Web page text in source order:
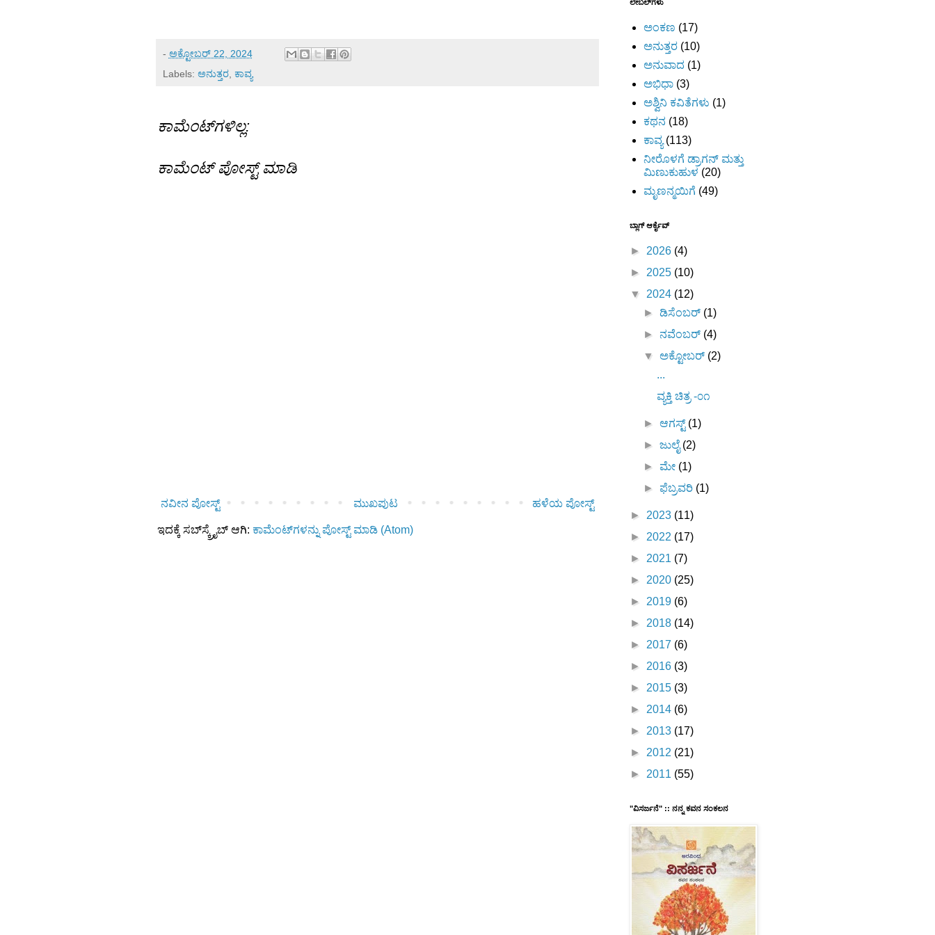
- ಅಕ್ಟೋಬರ್ 22, 2024
Labels: ಅನುತ್ತರ, ಕಾವ್ಯ
ಕಾಮೆಂಟ್‌ಗಳಿಲ್ಲ:
ಕಾಮೆಂಟ್‌‌ ಪೋಸ್ಟ್‌ ಮಾಡಿ
ನವೀನ ಪೋಸ್ಟ್ ಹಳೆಯ ಪೋಸ್ಟ್
ಮುಖಪುಟ
ಇದಕ್ಕೆ ಸಬ್‌ಸ್ಕ್ರೈಬ್‌ ಆಗಿ: ಕಾಮೆಂಟ್‌ಗಳನ್ನು ಪೋಸ್ಟ್ ಮಾಡಿ (Atom)
ಲೇಬಲ್‌ಗಳು
ಅಂಕಣ (17)
ಅನುತ್ತರ (10)
ಅನುವಾದ (1)
ಅಭಿಧಾ (3)
ಅಶ್ವಿನಿ ಕವಿತೆಗಳು (1)
ಕಥನ (18)
ಕಾವ್ಯ (113)
ನೀರೊಳಗೆ ಡ್ರಾಗನ್ ಮತ್ತು
ಮಿಣುಕುಹುಳ (20)
ಮೃಣನ್ಮಯಿಗೆ (49)
ಬ್ಲಾಗ್ ಆರ್ಕೈವ್
► 2026 (4)
► 2025 (10)
▼ 2024 (12)
► ಡಿಸೆಂಬರ್ (1)
► ನವೆಂಬರ್ (4)
▼ ಅಕ್ಟೋಬರ್ (2)
...
ವ್ಯಕ್ತಿ ಚಿತ್ರ -೦೧
► ಆಗಸ್ಟ್ (1)
► ಜುಲೈ(2)
► ಮೇ (1)
► ಫೆಬ್ರವರಿ (1)
► 2023 (11)
► 2022 (17)
► 2021 (7)
► 2020 (25)
► 2019 (6)
► 2018 (14)
► 2017 (6)
► 2016 (3)
► 2015 (3)
► 2014 (6)
► 2013 (17)
► 2012 (21)
► 2011 (55)
"ವಿಸರ್ಜನೆ" :: ನನ್ನ ಕವನ ಸಂಕಲನ